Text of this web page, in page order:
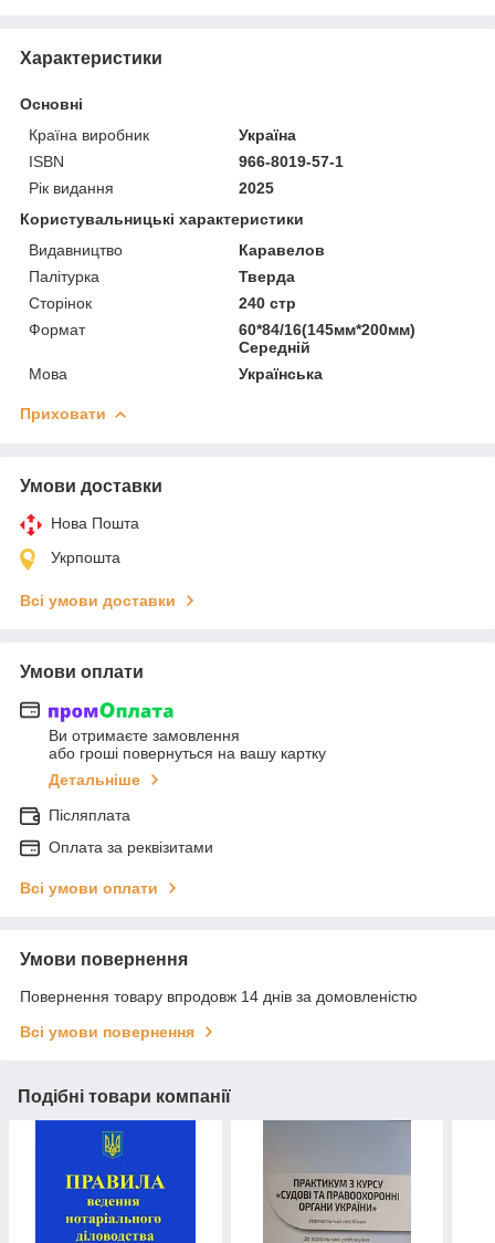
Характеристики
Основні
Країна виробник
Україна
ISBN
966-8019-57-1
Рік видання
2025
Користувальницькі характеристики
Видавництво
Каравелов
Палітурка
Тверда
Сторінок
240 стр
Формат
60*84/16(145мм*200мм)
Середній
Мова
Українська
Приховати
Умови доставки
Нова Пошта
Укрпошта
Всі умови доставки
Умови оплати
Ви отримаєте замовлення
або гроші повернуться на вашу картку
Детальніше
Післяплата
Оплата за реквізитами
Всі умови оплати
Умови повернення
Повернення товару впродовж 14 днів за домовленістю
Всі умови повернення
Подібні товари компанії